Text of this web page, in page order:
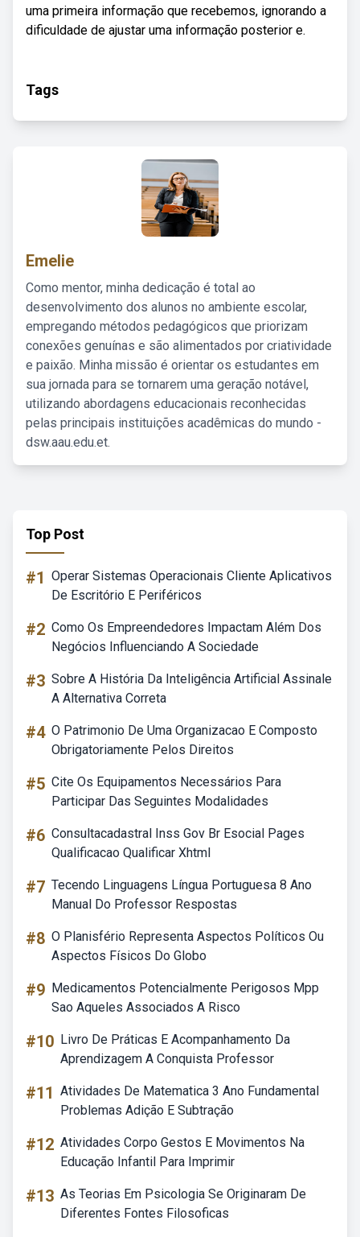
uma primeira informação que recebemos, ignorando a
dificuldade de ajustar uma informação posterior e.
Tags
Emelie
Como mentor, minha dedicação é total ao
desenvolvimento dos alunos no ambiente escolar,
empregando métodos pedagógicos que priorizam
conexões genuínas e são alimentados por criatividade
e paixão. Minha missão é orientar os estudantes em
sua jornada para se tornarem uma geração notável,
utilizando abordagens educacionais reconhecidas
pelas principais instituições acadêmicas do mundo -
dsw.aau.edu.et.
Top Post
#1 Operar Sistemas Operacionais Cliente Aplicativos
De Escritório E Periféricos
#2 Como Os Empreendedores Impactam Além Dos
Negócios Influenciando A Sociedade
#3 Sobre A História Da Inteligência Artificial Assinale
A Alternativa Correta
#4 O Patrimonio De Uma Organizacao E Composto
Obrigatoriamente Pelos Direitos
#5 Cite Os Equipamentos Necessários Para
Participar Das Seguintes Modalidades
#6 Consultacadastral Inss Gov Br Esocial Pages
Qualificacao Qualificar Xhtml
#7 Tecendo Linguagens Língua Portuguesa 8 Ano
Manual Do Professor Respostas
#8 O Planisfério Representa Aspectos Políticos Ou
Aspectos Físicos Do Globo
#9 Medicamentos Potencialmente Perigosos Mpp
Sao Aqueles Associados A Risco
#10 Livro De Práticas E Acompanhamento Da
Aprendizagem A Conquista Professor
#11 Atividades De Matematica 3 Ano Fundamental
Problemas Adição E Subtração
#12 Atividades Corpo Gestos E Movimentos Na
Educação Infantil Para Imprimir
#13 As Teorias Em Psicologia Se Originaram De
Diferentes Fontes Filosoficas